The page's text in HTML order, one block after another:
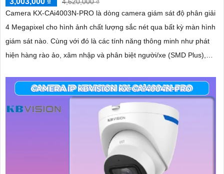
Camera KX-CAi4003N-PRO là dòng camera giám sát độ phân giải
4 Megapixel cho hình ảnh chất lượng sắc nét qua bất kỳ màn hình
giám sát nào. Cùng với đó là các tính năng thông minh như phát
hiện hàng rào ảo, xâm nhập và phân biệt người/xe (SMD Plus),
quả giám sát an ninh